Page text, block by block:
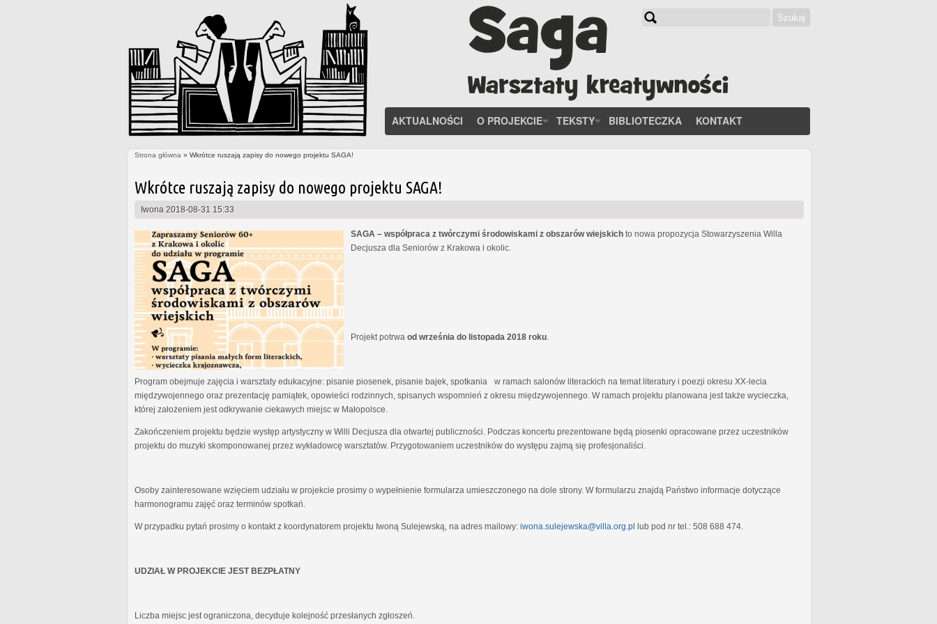
Szukaj
AKTUALNOŚCI O PROJEKCIE TEKSTY BIBLIOTECZKA KONTAKT
Strona główna » Wkrótce ruszają zapisy do nowego projektu SAGA!
Wkrótce ruszają zapisy do nowego projektu SAGA!
Iwona 2018-08-31 15:33
SAGA – współpraca z twórczymi środowiskami z obszarów wiejskich to nowa propozycja Stowarzyszenia Willa
Decjusza dla Seniorów z Krakowa i okolic.
Projekt potrwa od września do listopada 2018 roku
Program obejmuje zajęcia i warsztaty edukacyjne: pisanie piosenek, pisanie bajek, spotkania w ramach salonów literackich na temat literatury i poezji okresu XX-lecia
międzywojennego oraz prezentację pamiątek, opowieści rodzinnych, spisanych wspomnień z okresu międzywojennego. W ramach projektu planowana jest także wycieczka,
której założeniem jest odkrywanie ciekawych miejsc w Małopolsce.
Zakończeniem projektu będzie występ artystyczny w Willi Decjusza dla otwartej publiczności. Podczas koncertu prezentowane będą piosenki opracowane przez uczestników
projektu do muzyki skomponowanej przez wykładowcę warsztatów. Przygotowaniem uczestników do występu zajmą się profesjonaliści.
Osoby zainteresowane wzięciem udziału w projekcie prosimy o wypełnienie formularza umieszczonego na dole strony. W formularzu znajdą Państwo informacje dotyczące
harmonogramu zajęć oraz terminów spotkań.
W przypadku pytań prosimy o kontakt z koordynatorem projektu Iwoną Sulejewską, na adres mailowy: iwona.sulejewska@villa.org.pl lub pod nr tel.: 508 688 474.
UDZIAŁ W PROJEKCIE JEST BEZPŁATNY
Liczba miejsc jest ograniczona, decyduje kolejność przesłanych zgłoszeń.